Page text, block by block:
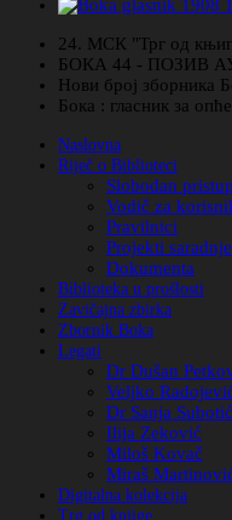
24. МСК "Трг од
БОКА 44 - ПОЗИВ
Нови број зборника
Бока : гласник за
Naslovna
Riječ o Biblioteci
Slobodan
Vodič za
Pravilnici
Projekti saradnje
Dokumenta
Biblioteka u prošlosti
Zavičajna zbirka
Zbornik Boka
Legati
Dr Dušan
Veljko
Dr Sanja Subotić
Ilija Zeković
Miloš Kovač
Miraš
Digitalna kolekcija
Trg od knjige